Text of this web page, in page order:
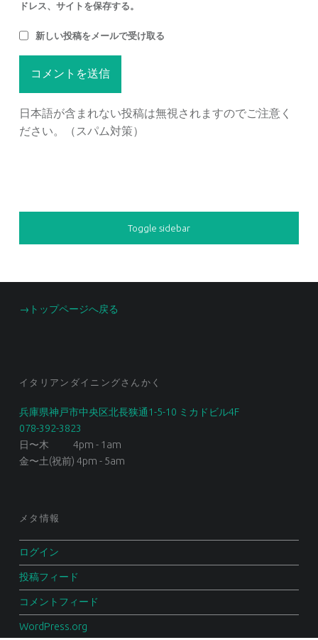
ドレス、サイトを保存する。
新しい投稿をメールで受け取る
日本語が含まれない投稿は無視されますのでご注意く
ださい。（スパム対策）
SIDEBAR
Toggle sidebar
FOOTER SIDEBAR
→トップページへ戻る
イタリアンダイニングさんかく
兵庫県神戸市中央区北長狭通1-5-10 ミカドビル4F
078-392-3823
日〜木 4pm - 1am
金〜土(祝前) 4pm - 5am
メタ情報
ログイン
投稿フィード
コメントフィード
WordPress.org